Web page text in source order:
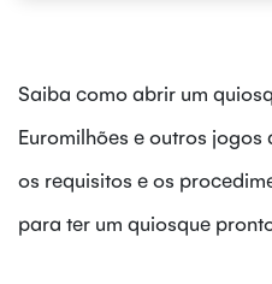
Saiba como abrir um
Euromilhões e outros
os requisitos e os
para ter um quiosque